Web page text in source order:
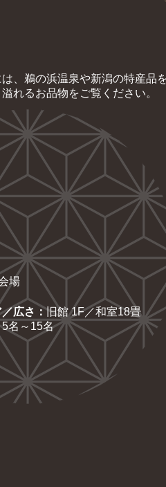
、鵜の浜温泉や新潟の特産品
れるお品物をご覧ください。
場
広さ：旧館 1F／和室18畳
5名～15名